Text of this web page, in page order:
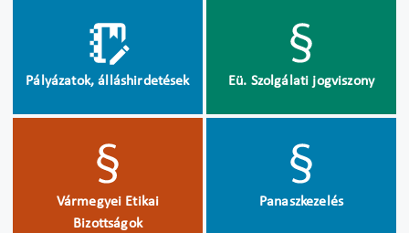
Pályázatok, álláshirdetések Eü. Szolgálati jogviszony
Vármegyei Etikai
Bizottságok
Panaszkezelés